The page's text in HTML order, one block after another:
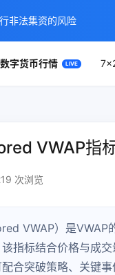
数字货币行情
VWAP指
次浏览
VWAP）是
指标结合价格与成
合突破策略、关键
非法集资的风险